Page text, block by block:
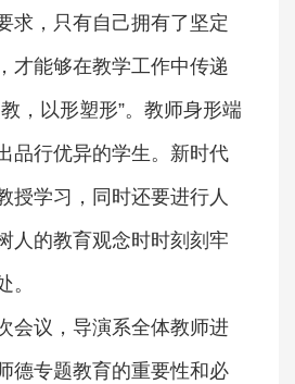
求，只有自己拥有了坚定
才能够在教学工作中传递
，以形塑形”。教师身形端
品行优异的学生。新时代
授学习，同时还要进行人
人的教育观念时时刻刻牢
。
会议，导演系全体教师进
德专题教育的重要性和必